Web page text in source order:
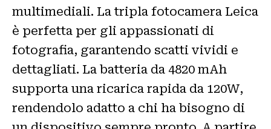
multimediali. La tripla fotocamera Leica
è perfetta per gli appassionati di
fotografia, garantendo scatti vividi e
dettagliati. La batteria da 4820 mAh
supporta una ricarica rapida da 120W,
rendendolo adatto a chi ha bisogno di